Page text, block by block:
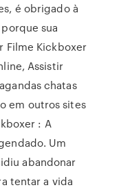
é obrigado à
sua
Filme Kickboxer
Assistir
chatas
em outros sites
: A
Um
abandonar
tentar a vida